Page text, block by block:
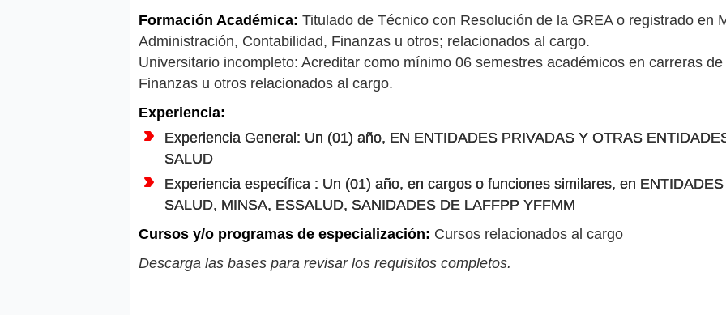
Formación Académica: Titulado de Técnico con Resolución de la GREA o registrado en
Administración, Contabilidad, Finanzas u otros; relacionados al cargo.
Universitario incompleto: Acreditar como mínimo 06 semestres académicos en carreras
Finanzas u otros relacionados al cargo.
Experiencia:
Experiencia General: Un (01) año, EN ENTIDADES PRIVADAS Y OTRAS
SALUD
Experiencia específica : Un (01) año, en cargos o funciones similares, en
SALUD, MINSA, ESSALUD, SANIDADES DE LAFFPP YFFMM
Cursos y/o programas de especialización: Cursos relacionados al cargo
Descarga las bases para revisar los requisitos completos.